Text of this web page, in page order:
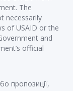
The
necessarily
of USAID or the
and
official
пропозиції,